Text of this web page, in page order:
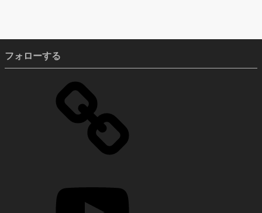
フォローする